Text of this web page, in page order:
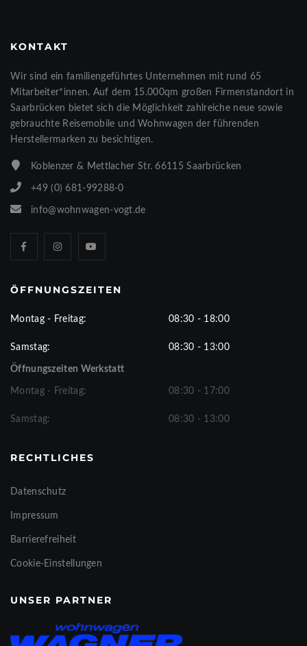
KONTAKT
Wir sind ein familiengeführtes Unternehmen mit rund 65
Mitarbeiter*innen. Auf dem 15.000qm großen Firmenstandort in
Saarbrücken bietet sich die Möglichkeit zahlreiche neue sowie
gebrauchte Reisemobile und Wohnwagen der führenden
Herstellermarken zu besichtigen.
Koblenzer & Mettlacher Str. 66115 Saarbrücken
+49 (0) 681-99288-0
info@wohnwagen-vogt.de
ÖFFNUNGSZEITEN
Montag - Freitag: 08:30 - 18:00
Samstag: 08:30 - 13:00
Öffnungszeiten Werkstatt
Montag - Freitag: 08:30 - 17:00
Samstag: 08:30 - 13:00
RECHTLICHES
Datenschutz
Impressum
Barrierefreiheit
Cookie-Einstellungen
UNSER PARTNER